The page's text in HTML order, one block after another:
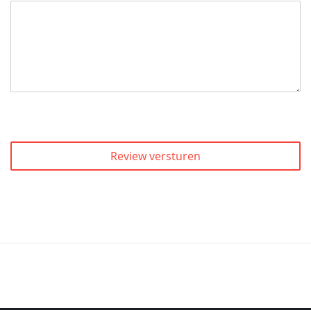
Review versturen